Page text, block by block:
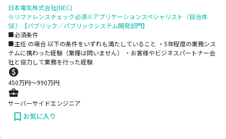
日本電気株式会社(NEC)
※リファレンスチェック必須※アプリケーションスペシャリスト（自治体
SE）【パブリック／パブリックシステム開発部門】
■必須条件
■主任 の場合 以下の条件をいずれも満たしていること ・5年程度の業務シス
テムに携わった経験（業種は問いません） ・お客様やビジネスパートナー会
社と協力して業務を行った経験
450万円〜990万円
サーバーサイドエンジニア
お気に入り